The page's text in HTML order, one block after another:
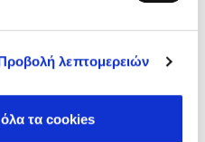
λεπτομερειών
όλα τα cookies